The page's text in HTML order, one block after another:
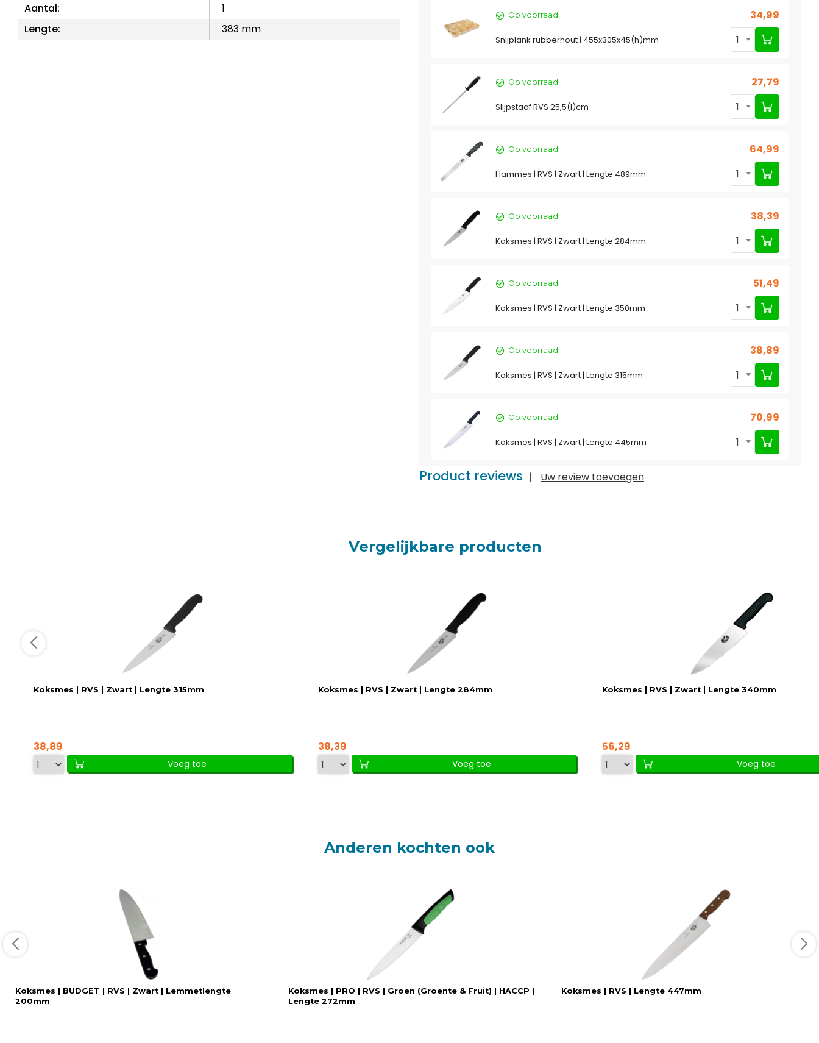
Aantal:
1
Lengte:
383 mm
Op voorraad 34,99
Snijplank rubberhout | 455x305x45(h)mm 1
Op voorraad 27,79
Slijpstaaf RVS 25,5(l)cm 1
Op voorraad 64,99
Hammes | RVS | Zwart | Lengte 489mm 1
Op voorraad 38,39
Koksmes | RVS | Zwart | Lengte 284mm 1
Op voorraad 51,49
Koksmes | RVS | Zwart | Lengte 350mm 1
Op voorraad 38,89
Koksmes | RVS | Zwart | Lengte 315mm 1
Op voorraad 70,99
Koksmes | RVS | Zwart | Lengte 445mm 1
Product reviews | Uw review toevoegen
Vergelijkbare producten
Koksmes | RVS | Zwart | Lengte 315mm
38,89
Voeg toe
Koksmes | RVS | Zwart | Lengte 284mm
38,39
Voeg toe
Koksmes | RVS | Zwart | Lengte 340mm
56,29
Voeg toe
Anderen kochten ook
Koksmes | BUDGET | RVS | Zwart | Lemmetlengte
200mm
Koksmes | PRO | RVS | Groen (Groente & Fruit) | HACCP |
Lengte 272mm
Koksmes | RVS | Lengte 447mm